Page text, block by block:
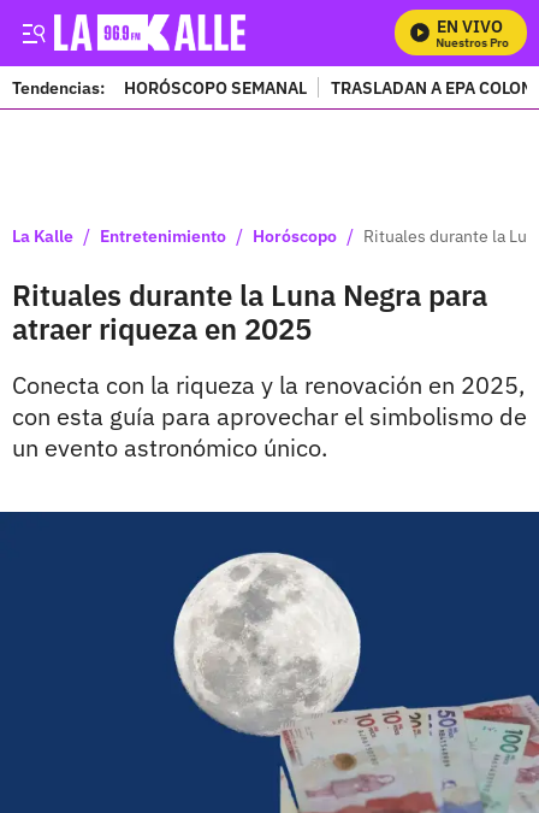
EN VIVO
Mira Todos Nuestros
Tendencias: HORÓSCOPO SEMANAL TRASLADAN A EPA
La Kalle / Entretenimiento / Horóscopo / Rituales durante la
Rituales durante la Luna Negra para
atraer riqueza en 2025
Conecta con la riqueza y la renovación en 2025,
con esta guía para aprovechar el simbolismo de
un evento astronómico único.